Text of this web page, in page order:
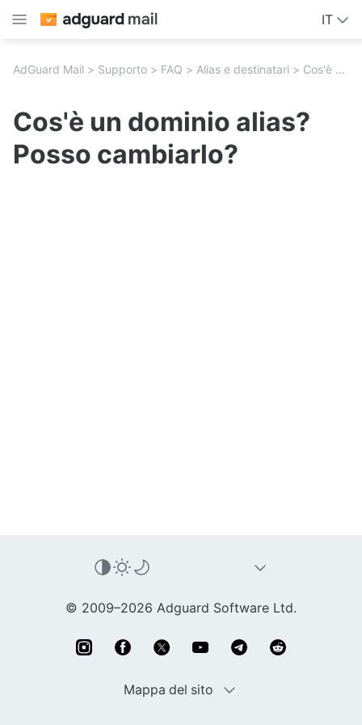
IT
AdGuard Mail Supporto FAQ Alias e destinatari Cos'è un dominio alias? Posso cambiarlo?
Cos'è un dominio alias?
Posso cambiarlo?
© 2009–2026 Adguard Software Ltd.
Mappa del sito